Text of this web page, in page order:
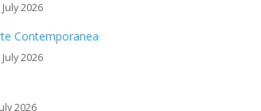
2026
Contemporanea
2026
2026